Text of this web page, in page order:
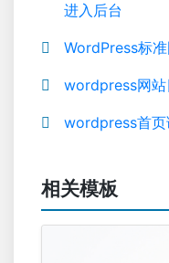
进入后台
WordPress标
wordpress网站
wordpress首页
相关模板